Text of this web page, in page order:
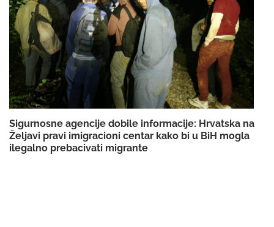
Sigurnosne agencije dobile informacije: Hrvatska na
Željavi pravi imigracioni centar kako bi u BiH mogla
ilegalno prebacivati migrante